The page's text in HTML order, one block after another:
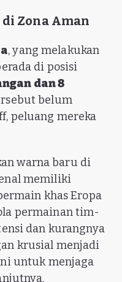
Zona Aman
, yang melakukan
di posisi
dan 8
belum
peluang mereka
warna baru di
memiliki
khas Eropa
permainan tim-
dan kurangnya
krusial menjadi
untuk menjaga